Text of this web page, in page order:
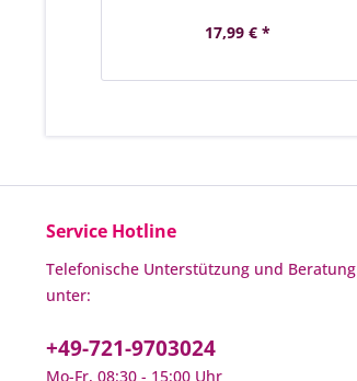
17,99 € *
Service Hotline
Telefonische Unterstützung und Beratung
unter:
+49-721-9703024
Mo-Fr, 08:30 - 15:00 Uhr